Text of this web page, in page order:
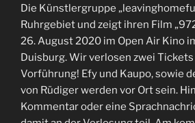
Die Künstlergruppe
Ruhrgebiet und zeigt ihren Film
26. August 2020 im Open Air Kino
Duisburg. Wir verlosen zwei
Vorführung! Efy und Kaupo, sowie
von Rüdiger werden vor Ort sein.
Kommentar oder eine